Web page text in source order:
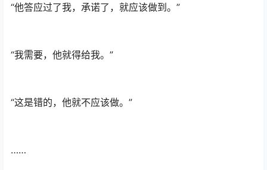
“他答应过了我，承诺了，就应该做到。”
“我需要，他就得给我。”
“这是错的，他就不应该做。”
……